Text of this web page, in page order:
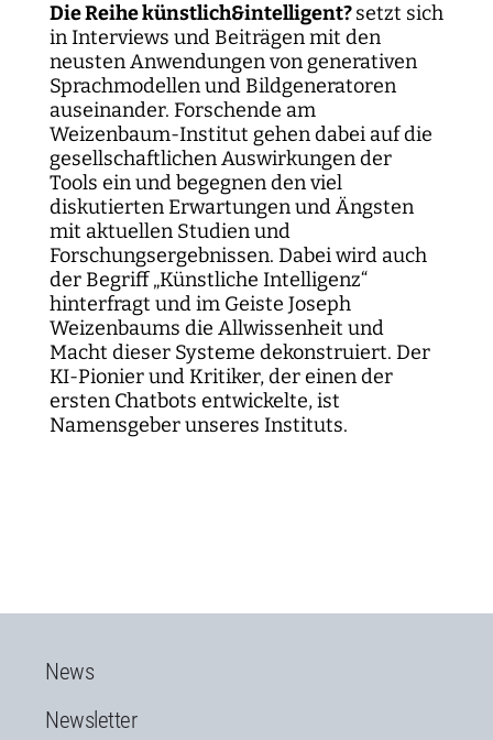
Die Reihe künstlich&intelligent?setzt sich
in Interviews und Beiträgen mit den
neusten Anwendungen von generativen
Sprachmodellen und Bildgeneratoren
auseinander. Forschende am
Weizenbaum-Institut gehen dabei auf die
gesellschaftlichen Auswirkungen der
Tools ein und begegnen den viel
diskutierten Erwartungen und Ängsten
mit aktuellen Studien und
Forschungsergebnissen. Dabei wird auch
der Begriff „Künstliche Intelligenz“
hinterfragt und im Geiste Joseph
Weizenbaums die Allwissenheit und
Macht dieser Systeme dekonstruiert. Der
KI-Pionier und Kritiker, der einen der
ersten Chatbots entwickelte, ist
Namensgeber unseres Instituts.
News
Newsletter